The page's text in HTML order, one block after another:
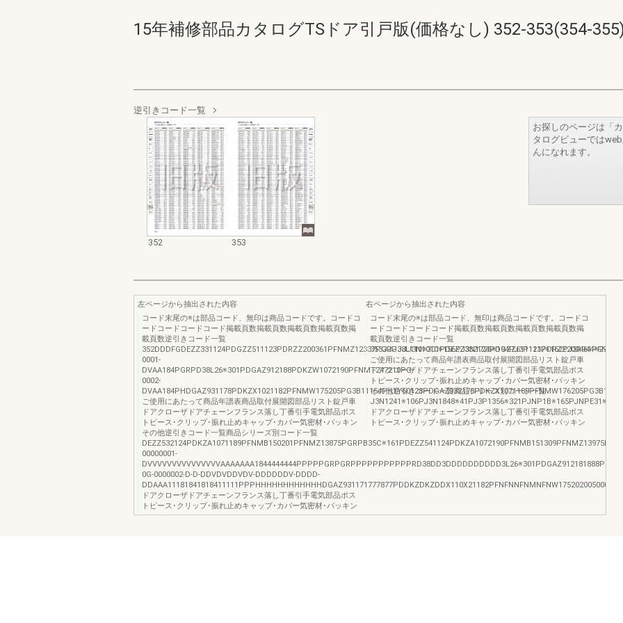
15年補修部品カタログTSドア引戸版(価格なし) 352-353(354-
逆引きコード一覧
352 353
お探しのページは「
タログビューでは
んになれます。
左ページから抽出された内容
コード末尾の※は部品コード、無印は商品コードです。コードコ
ードコードコードコード掲載頁数掲載頁数掲載頁数掲載頁数掲
載頁数逆引きコード一覧
0001-
DVAA184PGRPD38L26※301PDGAZ912188PDKZW1072190PFNMT247210PG-
0002-
ご使用にあたって商品年譜表商品取付展開図部品リスト錠戸車
ドアクローザドアチェーンフランス落し丁番引手電気部品ポス
トピース･クリップ･振れ止めキャップ･カバー気密材･パッキン
その他逆引きコード一覧商品シリーズ別コード一覧
00000001-
0G-0000002-D-D-DDVDVDDVDV-DDDDDDV-DDDD-
ドアクローザドアチェーンフランス落し丁番引手電気部品ポス
トピース･クリップ･振れ止めキャップ･カバー気密材･パッキン
右ページから抽出された内容
コード末尾の※は部品コード、無印は商品コードです。コードコ
ードコードコードコード掲載頁数掲載頁数掲載頁数掲載頁数掲
載頁数逆引きコード一覧
ご使用にあたって商品年譜表商品取付展開図部品リスト錠戸車
ドアクローザドアチェーンフランス落し丁番引手電気部品ポス
トピース･クリップ･振れ止めキャップ･カバー気密材･パッキン
その他逆引きコード一覧商品シリーズ別コード一覧
ドアクローザドアチェーンフランス落し丁番引手電気部品ポス
トピース･クリップ･振れ止めキャップ･カバー気密材･パッキン